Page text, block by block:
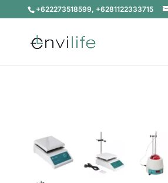
+622273518599, +6281122333715